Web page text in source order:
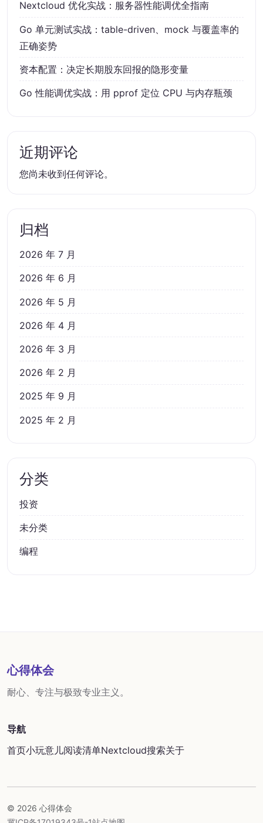
Nextcloud 优化实战：服务器性能调优全指南
Go 单元测试实战：table-driven、mock 与覆盖率的
正确姿势
资本配置：决定长期股东回报的隐形变量
Go 性能调优实战：用 pprof 定位 CPU 与内存瓶颈
近期评论
您尚未收到任何评论。
归档
2026 年 7 月
2026 年 6 月
2026 年 5 月
2026 年 4 月
2026 年 3 月
2026 年 2 月
2025 年 9 月
2025 年 2 月
分类
投资
未分类
编程
心得体会
耐心、专注与极致专业主义。
导航
首页小玩意儿阅读清单Nextcloud搜索关于
© 2026 心得体会